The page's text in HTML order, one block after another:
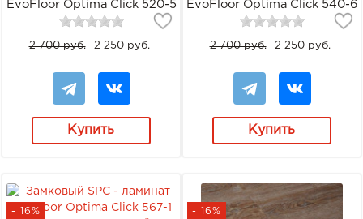
EvoFloor Optima Click 520-5
Дуб Сишел
2 700 руб. 2 250 руб.
Купить
EvoFloor Optima Click 540-6
Дуб Снежный
2 700 руб. 2 250 руб.
Купить
- 16% - 16%